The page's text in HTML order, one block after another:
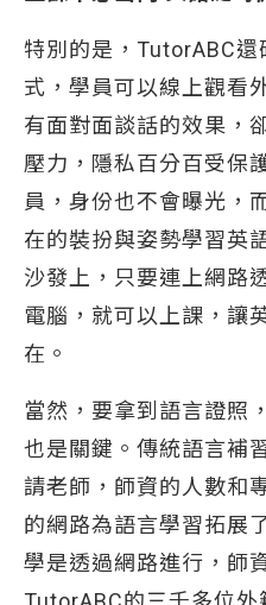
特別的是，TutorABC
式，學員可以線上觀看
有面對面談話的效果，
壓力，隱私百分百受保
員，身份也不會曝光，
在的裝扮與姿勢學習英
沙發上，只要連上網路
電腦，就可以上課，讓
在。
當然，要拿到語言證照
也是關鍵。傳統語言補
請老師，師資的人數和
的網路為語言學習拓展
學是透過網路進行，師